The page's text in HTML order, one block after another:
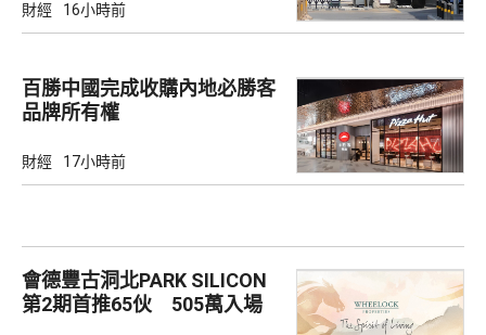
財經 16小時前
百勝中國完成收購內地必勝客
品牌所有權
財經 17小時前
會德豐古洞北PARK SILICON
第2期首推65伙 505萬入場